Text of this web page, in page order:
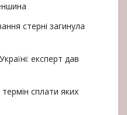
стерні загинула
експерт дав
сплати яких